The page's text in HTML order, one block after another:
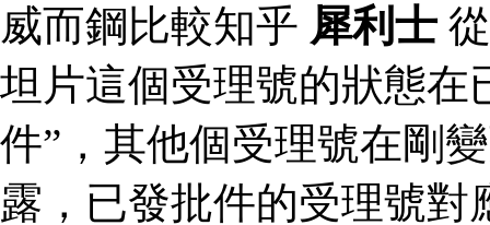
威而鋼比較知乎 犀利士
坦片這個受理號的狀態在
件”，其他個受理號在剛
露，已發批件的受理號對